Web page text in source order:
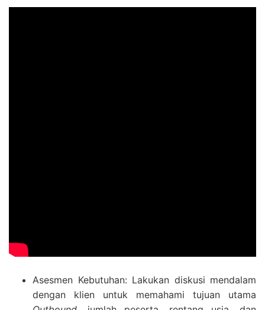
Asesmen Kebutuhan: Lakukan diskusi mendalam
dengan klien untuk memahami tujuan utama